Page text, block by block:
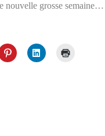
nouvelle grosse semaine…